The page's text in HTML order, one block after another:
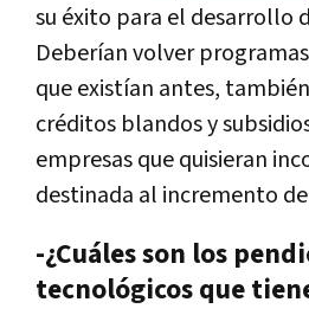
su éxito para el desarrollo
Deberían volver
que existían antes,
créditos blandos y
empresas que quisieran
destinada al incremento
-¿Cuáles son los
tecnológicos que